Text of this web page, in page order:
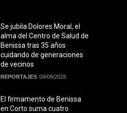
Se jubila Dolores Moral, el
alma del Centro de Salud de
Benissa tras 35 años
cuidando de generaciones
de vecinos
REPORTAJES 04/08/2026
El firmamento de Benissa
en Corto suma cuatro